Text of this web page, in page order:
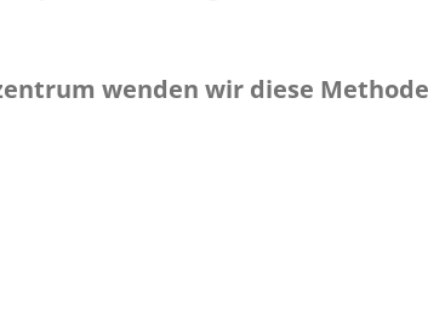
wenden wir diese